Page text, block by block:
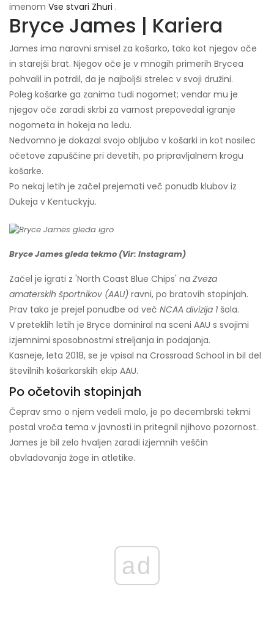
imenom Vse stvari Zhuri .
Bryce James | Kariera
James ima naravni smisel za košarko, tako kot njegov oče
in starejši brat. Njegov oče je v mnogih primerih Brycea
pohvalil in potrdil, da je najboljši strelec v svoji družini.
Poleg košarke ga zanima tudi nogomet; vendar mu je
njegov oče zaradi skrbi za varnost prepovedal igranje
nogometa in hokeja na ledu.
Nedvomno je dokazal svojo obljubo v košarki in kot nosilec
očetove zapuščine pri devetih, po pripravljalnem krogu
košarke.
Po nekaj letih je začel prejemati več ponudb klubov iz
Dukeja v Kentuckyju.
Bryce James gleda tekmo (Vir: Instagram)
Začel je igrati z 'North Coast Blue Chips' na Zveza
amaterskih športnikov (AAU) ravni, po bratovih stopinjah.
Prav tako je prejel ponudbe od več NCAA divizija 1 šola.
V preteklih letih je Bryce dominiral na sceni AAU s svojimi
izjemnimi sposobnostmi streljanja in podajanja.
Kasneje, leta 2018, se je vpisal na Crossroad School in bil del
številnih košarkarskih ekip AAU.
Po očetovih stopinjah
Čeprav smo o njem vedeli malo, je po decembrski tekmi
postal vroča tema v javnosti in pritegnil njihovo pozornost.
James je bil zelo hvaljen zaradi izjemnih veščin
obvladovanja žoge in atletike.
ad